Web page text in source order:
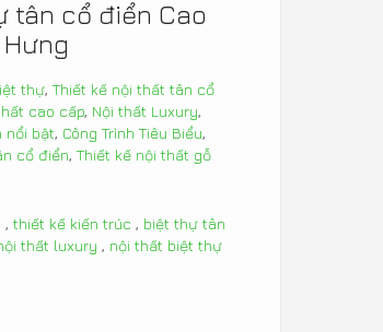
tân cổ điển Cao
thự, Thiết kế nội thất tân cổ
cao cấp, Nội thất Luxury,
nổi bật, Công Trình Tiêu Biểu,
cổ điển, Thiết kế nội thất gỗ
, thiết kế kiến trúc , biệt thự tân
thất luxury , nội thất biệt thự